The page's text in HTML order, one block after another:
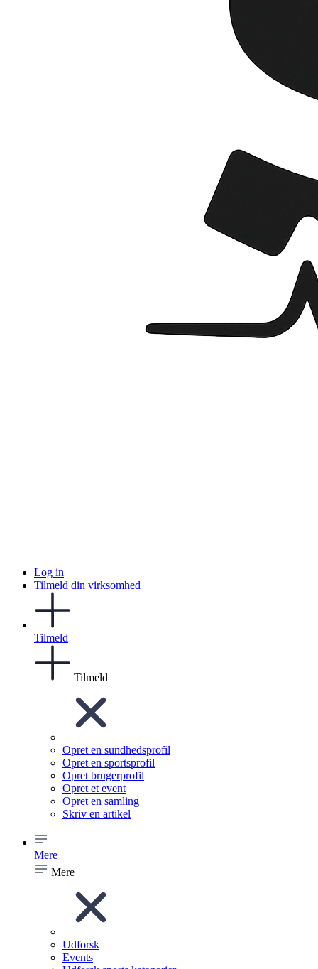
Log in
Tilmeld din virksomhed
Tilmeld
Tilmeld
Opret en sundhedsprofil
Opret en sportsprofil
Opret brugerprofil
Opret et event
Opret en samling
Skriv en artikel
Mere
Mere
Udforsk
Events